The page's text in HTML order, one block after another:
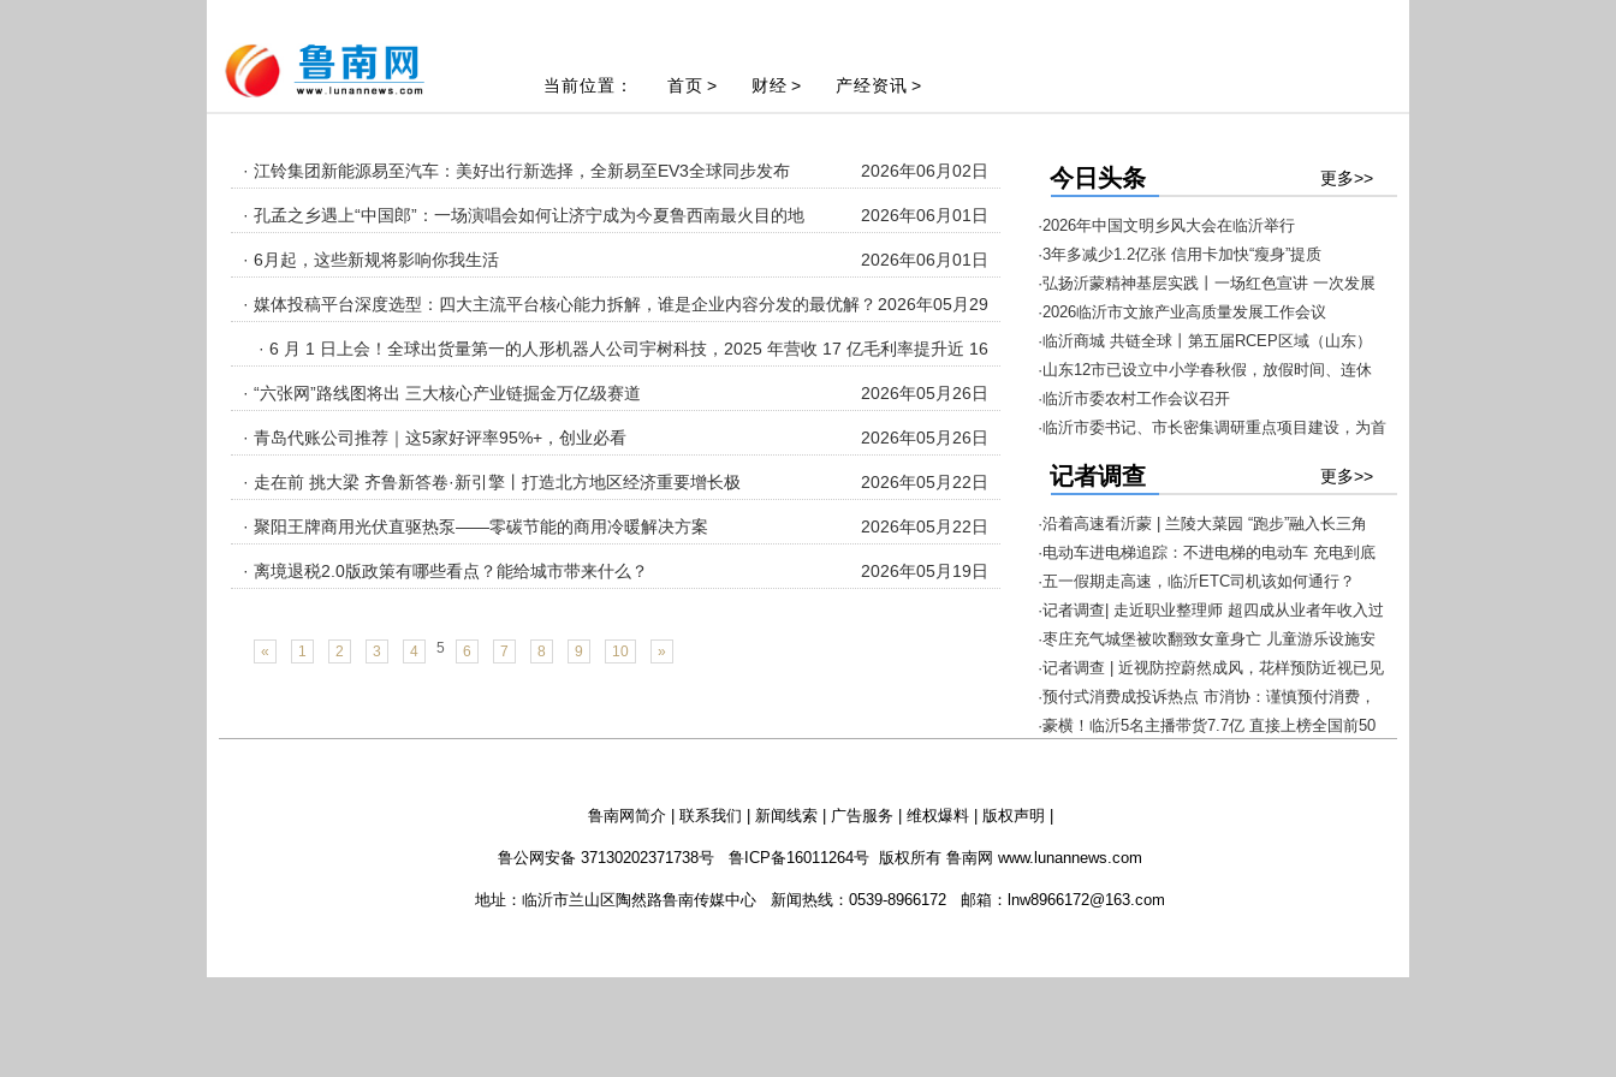
当前位置： 首页 > 财经 > 产经资讯 >
· 江铃集团新能源易至汽车：美好出行新选择，全新易至EV3全球同步发布 2026年06月02日
· 孔孟之乡遇上“中国郎”：一场演唱会如何让济宁成为今夏鲁西南最火目的地 2026年06月01日
· 6月起，这些新规将影响你我生活 2026年06月01日
· 媒体投稿平台深度选型：四大主流平台核心能力拆解，谁是企业内容分发的最优解？ 2026年05月29
· 6 月 1 日上会！全球出货量第一的人形机器人公司宇树科技，2025 年营收 17 亿毛利率提升近 16
2026年05月26日
· “六张网”路线图将出 三大核心产业链掘金万亿级赛道 2026年05月26日
· 青岛代账公司推荐｜这5家好评率95%+，创业必看 2026年05月26日
· 走在前 挑大梁 齐鲁新答卷·新引擎丨打造北方地区经济重要增长极 2026年05月22日
· 聚阳王牌商用光伏直驱热泵——零碳节能的商用冷暖解决方案 2026年05月22日
· 离境退税2.0版政策有哪些看点？能给城市带来什么？ 2026年05月19日
« 1 2 3 4 5 6 7 8 9 10 »
今日头条 更多>>
·2026年中国文明乡风大会在临沂举行
·3年多减少1.2亿张 信用卡加快“瘦身”提质
·弘扬沂蒙精神基层实践丨一场红色宣讲 一次发展
邀约
·2026临沂市文旅产业高质量发展工作会议
暨“1+7”文旅融合工作推进会议召开
·临沂商城 共链全球丨第五届RCEP区域（山东）
进口商品博览会4月20日至22日在临沂举办
·山东12市已设立中小学春秋假，放假时间、连休
安排一目了然
·临沂市委农村工作会议召开
·临沂市委书记、市长密集调研重点项目建设，为首
记者调查 更多>>
·沿着高速看沂蒙 | 兰陵大菜园 “跑步”融入长三角
·电动车进电梯追踪：不进电梯的电动车 充电到底
该怎么办？
·五一假期走高速，临沂ETC司机该如何通行？
·记者调查| 走近职业整理师 超四成从业者年收入过
10万
·枣庄充气城堡被吹翻致女童身亡 儿童游乐设施安
全警钟再次被敲响！
·记者调查 | 近视防控蔚然成风，花样预防近视已见
成效
·预付式消费成投诉热点 市消协：谨慎预付消费，
增强风险意识
·豪横！临沂5名主播带货7.7亿 直接上榜全国前50
鲁南网简介| 联系我们 新闻线索| 广告服务| 维权爆料| 版权声明
鲁公网安备 37130202371738号 鲁ICP备16011264号 版权所有 鲁南网 www.lunannews.com
地址：临沂市兰山区陶然路鲁南传媒中心 新闻热线：0539-8966172 邮箱：lnw8966172@163.com